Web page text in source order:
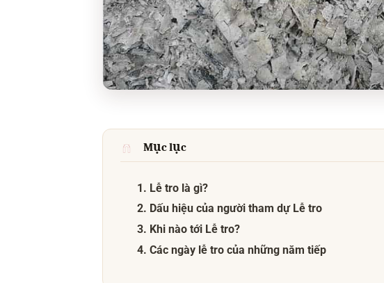
Mục lục
1. Lễ tro là gì?
2. Dấu hiệu của người tham dự Lễ tro
3. Khi nào tới Lễ tro?
4. Các ngày lễ tro của những năm tiếp